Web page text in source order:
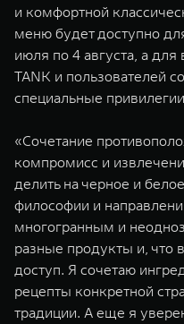
WEY 80
Масштаб возможностей
и комфортной
меню будет доступно
июля по 4 августа, а
TANK и пользователей
специальные
«Сочетание
компромисс и
делить на черное и
философии и
многогранным и
разные продукты и, что
доступ. Я сочетаю
рецепты конкретной
традиции. А еще я